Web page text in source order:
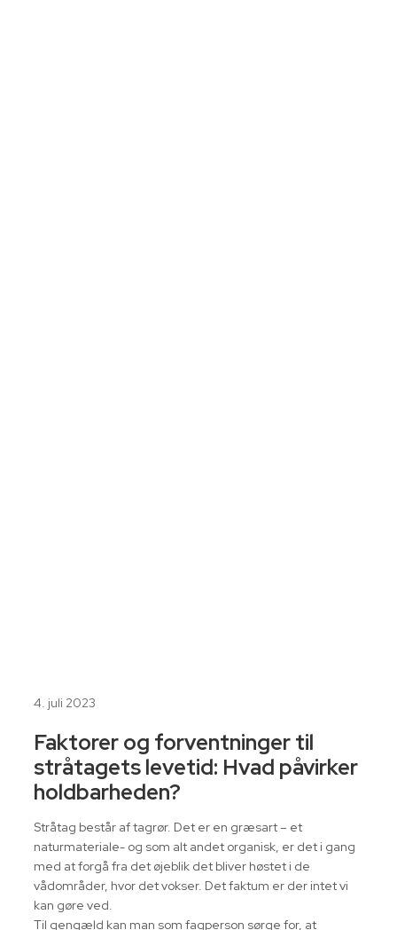
4. juli 2023
Faktorer og forventninger til
stråtagets levetid: Hvad påvirker
holdbarheden?
Stråtag består af tagrør. Det er en græsart – et
naturmateriale- og som alt andet organisk, er det i gang
med at forgå fra det øjeblik det bliver høstet i de
vådområder, hvor det vokser. Det faktum er der intet vi
kan gøre ved.
Til gengæld kan man som fagperson sørge for, at